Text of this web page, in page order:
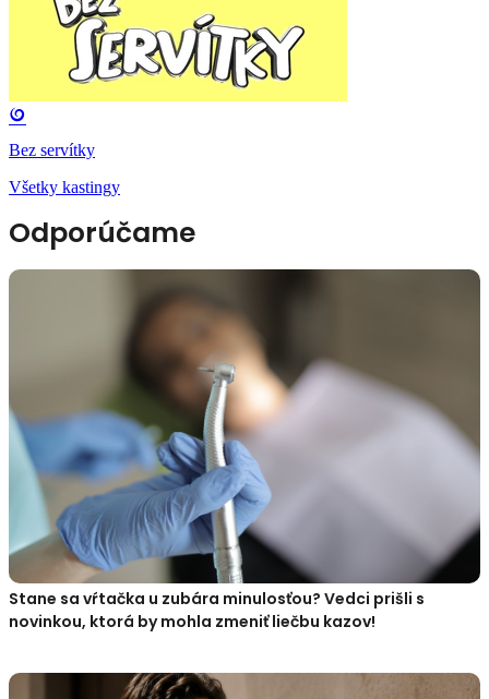
Bez servítky
Všetky kastingy
Odporúčame
Stane sa vŕtačka u zubára minulosťou? Vedci prišli s
novinkou, ktorá by mohla zmeniť liečbu kazov!